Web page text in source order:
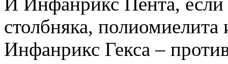
столбняка, полиомиелита
Инфанрикс Гекса –